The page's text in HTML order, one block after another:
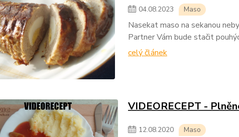
04.08.2023 Maso
Nasekat maso na sekanou
Partner Vám bude stačit
celý článek
VIDEORECEPT -
12.08.2020 Maso